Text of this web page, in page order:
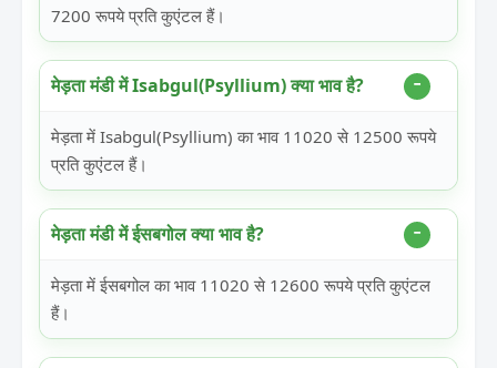
7200 रूपये प्रति कुएंटल हैं।
मेड़ता मंडी में Isabgul(Psyllium) क्या भाव है?
मेड़ता में Isabgul(Psyllium) का भाव 11020 से 12500 रूपये
प्रति कुएंटल हैं।
मेड़ता मंडी में ईसबगोल क्या भाव है?
मेड़ता में ईसबगोल का भाव 11020 से 12600 रूपये प्रति कुएंटल
हैं।